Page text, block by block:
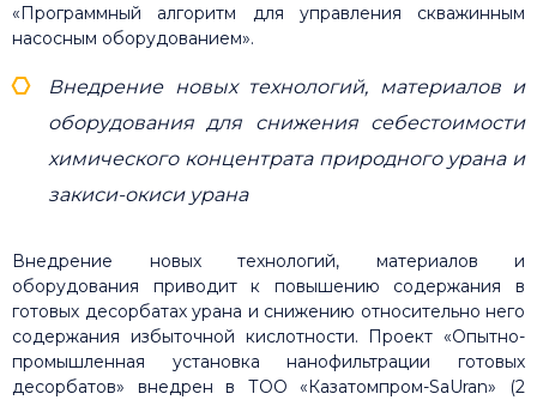
«Программный алгоритм для управления скважинным
насосным оборудованием».
Внедрение новых технологий, материалов и
оборудования для снижения себестоимости
химического концентрата природного урана и
закиси-окиси урана
Внедрение новых технологий, материалов и
оборудования приводит к повышению содержания в
готовых десорбатах урана и снижению относительно него
содержания избыточной кислотности. Проект «Опытно-
промышленная установка нанофильтрации готовых
десорбатов» внедрен в ТОО «Казатомпром-SaUran» (2